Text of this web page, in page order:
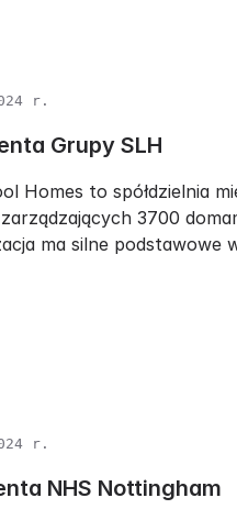
r.
Grupy SLH
Homes to spółdzielnia
3700
ma silne podstawowe
r.
NHS Nottingham